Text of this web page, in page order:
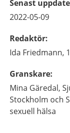
Senast
2022-05-09
Redaktör:
Ida Friedmann,
Granskare:
Mina Gäredal,
Stockholm och
sexuell hälsa